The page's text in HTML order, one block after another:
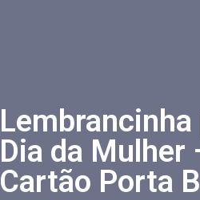
Lembrancinha
Dia da Mulher
Cartão Porta